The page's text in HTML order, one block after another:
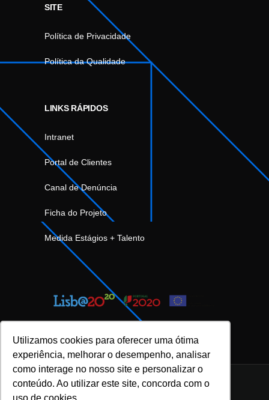
Utilizamos cookies para oferecer uma ótima
experiência, melhorar o desempenho, analisar
como interage no nosso site e personalizar o
conteúdo. Ao utilizar este site, concorda com o
SITE
Política de Privacidade
Política da Qualidade
LINKS RÁPIDOS
Intranet
Portal de Clientes
Canal de Denúncia
Ficha do Projeto
Medida Estágios + Talento